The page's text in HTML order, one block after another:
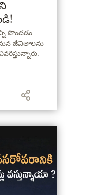
పొందడం
జీవితాలను